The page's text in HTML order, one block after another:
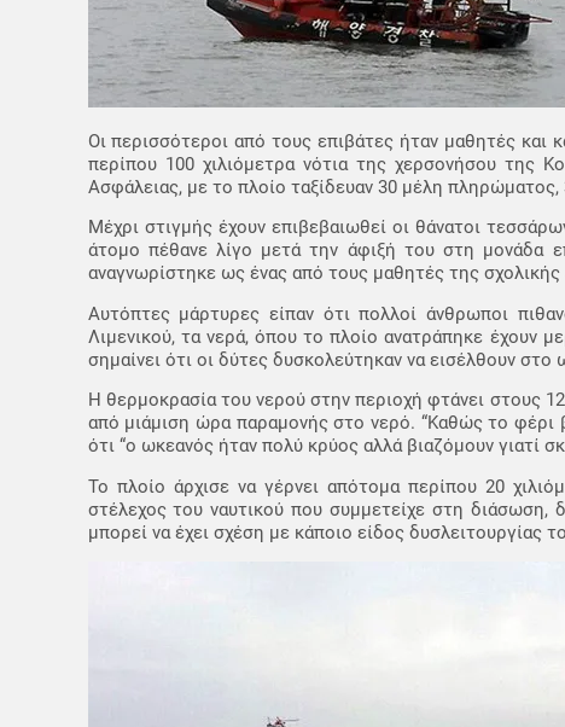
Οι περισσότεροι από τους επιβάτες ήταν μαθητές
περίπου 100 χιλιόμετρα νότια της χερσονήσου της
Ασφάλειας, με το πλοίο ταξίδευαν 30 μέλη
Μέχρι στιγμής έχουν επιβεβαιωθεί οι θάνατοι
άτομο πέθανε λίγο μετά την άφιξή του στη μονάδα
αναγνωρίστηκε ως ένας από τους μαθητές της
Αυτόπτες μάρτυρες είπαν ότι πολλοί άνθρωποι
Λιμενικού, τα νερά, όπου το πλοίο ανατράπηκε έχουν
σημαίνει ότι οι δύτες δυσκολεύτηκαν να εισέλθουν
Η θερμοκρασία του νερού στην περιοχή φτάνει στους
από μιάμιση ώρα παραμονής στο νερό. “Καθώς το
ότι “ο ωκεανός ήταν πολύ κρύος αλλά βιαζόμουν γιατί
Το πλοίο άρχισε να γέρνει απότομα περίπου 20
στέλεχος του ναυτικού που συμμετείχε στη διάσωση,
μπορεί να έχει σχέση με κάποιο είδος δυσλειτουργίας